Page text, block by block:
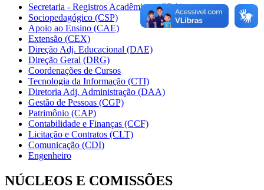
Secretaria - Registros Acadêmicos (CRA)
Sociopedagógico (CSP)
Apoio ao Ensino (CAE)
Extensão (CEX)
Direção Adj. Educacional (DAE)
Direção Geral (DRG)
Coordenações de Cursos
Tecnologia da Informação (CTI)
Diretoria Adj. Administração (DAA)
Gestão de Pessoas (CGP)
Patrimônio (CAP)
Contabilidade e Finanças (CCF)
Licitação e Contratos (CLT)
Comunicação (CDI)
Engenheiro
NÚCLEOS E COMISSÕES